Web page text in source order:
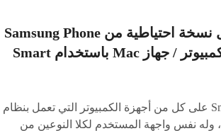
2. كيفية عمل نسخة احتياطية من Samsung Phone
على جهاز الكمبيوتر / جهاز Mac باستخدام Smart
يعمل Smart Switch على كل من أجهزة الكمبيوتر التي تعمل بنظام
Windows و Mac ، وله نفس واجهة المستخدم لكلا النوعين من